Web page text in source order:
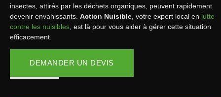
insectes, attirés par les déchets organiques, peuvent rapidement
devenir envahissants. Action Nuisible , votre expert local en lutte
contre les nuisibles , est là pour vous aider à gérer cette situation
efficacement.
DEMANDER UN DEVIS